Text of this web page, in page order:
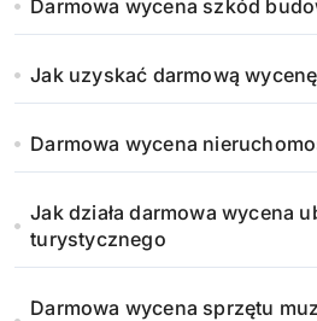
Darmowa wycena szkód
Jak uzyskać darmową
Darmowa wycena
Jak działa darmowa wycena
turystycznego
Darmowa wycena sprzętu